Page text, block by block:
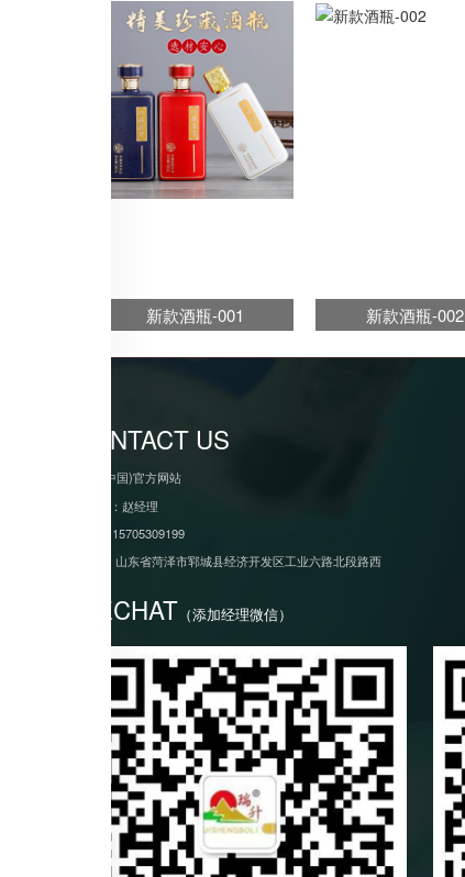
新款酒瓶-001 新款酒瓶-002
CONTACT US
anbo(中国)官方网站
销售部：赵经理
15705309199
山东省菏泽市郓城县经济开发区工业六路北段路西
WECHAT （添加经理微信）